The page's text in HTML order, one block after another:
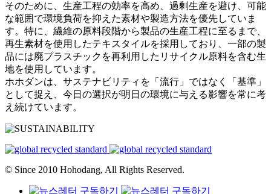
そのために、生産工程の効率を高め、過剰生産を避け、可能
な範囲で環境負荷を抑えた素材や製造方法を優先していま
す。特に、繊維の原料段階から製品の生産工程に至るまで、
再生素材を使用したテキスタイルを採用しており、一部の製
品には廃プラスチックを再利用したリサイクル原料を含む生
地を使用しています。
ホホダンは、サステナビリティを「流行」ではなく「基準」
として捉え、今日の選択が明日の環境に与える影響を常に考
え続けています。
© Since 2010 Hohodang, All Rights Reserved.